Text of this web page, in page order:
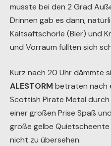
musste bei den 2 Grad
Drinnen gab es dann,
Kaltsaftschorle (Bier) und
und Vorraum füllten sich
Kurz nach 20 Uhr dämmte
ALESTORM betraten nach
Scottish Pirate Metal
einer großen Prise Spaß
große gelbe
nicht zu übersehen.